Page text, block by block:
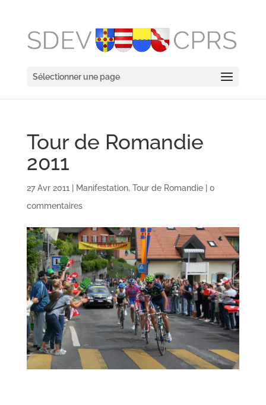
Sélectionner une page
Tour de Romandie
2011
27 Avr 2011 Manifestation, Tour de Romandie| 0
commentaires